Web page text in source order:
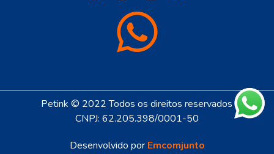
Petink © 2022 Todos os direitos reservados
CNPJ: 62.205.398/0001-50
Desenvolvido por Emcomjunto